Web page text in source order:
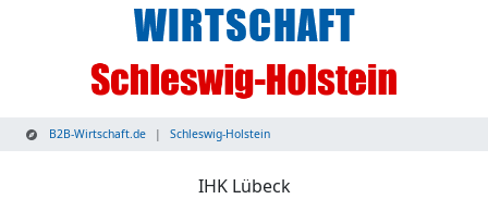
B2B-Wirtschaft.de Schleswig-Holstein
IHK Lübeck